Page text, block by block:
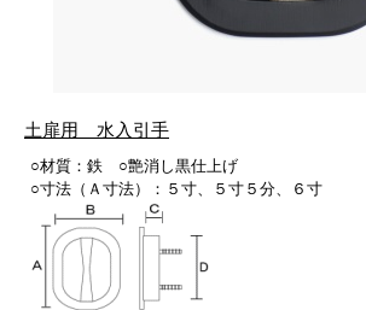
土扉用 水入引手
○材質：鉄 ○艶消し黒仕上げ
○寸法（Ａ寸法）：５寸、５寸５分、６寸